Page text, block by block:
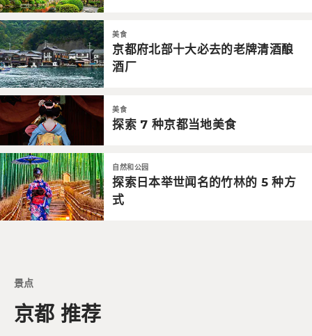
美食
京都府北部十大必去的老牌清酒酿
酒厂
美食
探索 7 种京都当地美食
自然和公园
探索日本举世闻名的竹林的 5 种方
式
景点
京都 推荐